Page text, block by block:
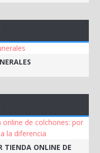
TIENDA ONLINE DE